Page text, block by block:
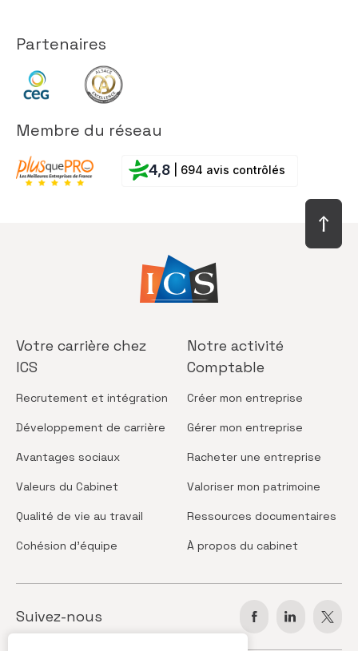
Partenaires
Membre du réseau
4,8 | 694 avis contrôlés
Votre carrière chez
ICS
Recrutement et intégration
Développement de carrière
Avantages sociaux
Valeurs du Cabinet
Qualité de vie au travail
Cohésion d’équipe
Notre activité
Comptable
Créer mon entreprise
Gérer mon entreprise
Racheter une entreprise
Valoriser mon patrimoine
Ressources documentaires
À propos du cabinet
Suivez-nous